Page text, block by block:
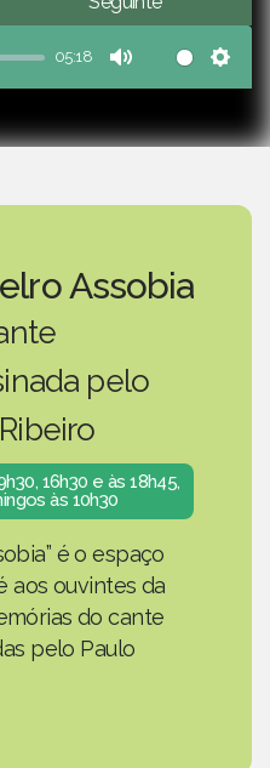
05:18
Mute
Assobia
pelo
16h30 e às 18h45,
às 10h30
é o espaço
aos ouvintes da
do cante
pelo Paulo